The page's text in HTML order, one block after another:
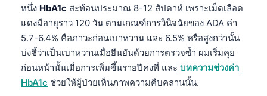
หนึ่ง HbA1c สะท้อนประมาณ 8-12 สัปดาห์ เพราะเม็ดเลือด
แดงมีอายุราว 120 วัน ตามเกณฑ์การวินิจฉัยของ ADA ค่า
5.7-6.4% คือภาวะก่อนเบาหวาน และ 6.5% หรือสูงกว่านั้น
บ่งชี้ว่าเป็นเบาหวานเมื่อยืนยันด้วยการตรวจซ้ำ ผมเริ่มคุย
ก่อนหน้านั้นเมื่อการเพิ่มขึ้นรายปีคงที่ และ บทความช่วงค่า
HbA1c ช่วยให้ผู้ป่วยเห็นภาพความคืบคลานนั้น.